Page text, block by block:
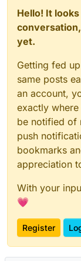
Hello! It
yet.
Getting fed
same posts
an account,
exactly
be notified of
push
bookmarks
appreciation
With your
💗
Register